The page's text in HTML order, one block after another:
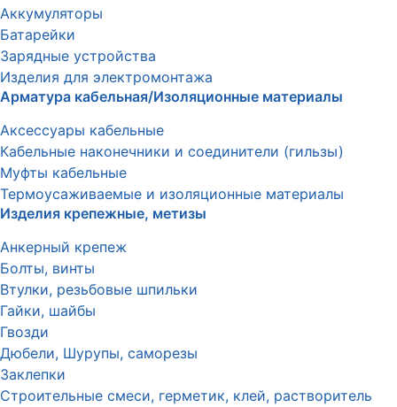
Аккумуляторы
Батарейки
Зарядные устройства
Изделия для электромонтажа
Арматура кабельная/Изоляционные материалы
Аксессуары кабельные
Кабельные наконечники и соединители (гильзы)
Муфты кабельные
Термоусаживаемые и изоляционные материалы
Изделия крепежные, метизы
Анкерный крепеж
Болты, винты
Втулки, резьбовые шпильки
Гайки, шайбы
Гвозди
Дюбели, Шурупы, саморезы
Заклепки
Строительные смеси, герметик, клей, растворитель